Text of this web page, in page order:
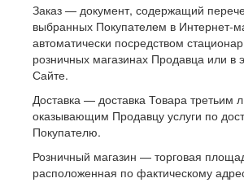
Заказ — документ, содержащий
выбранных Покупателем в Интернет-
автоматически посредством
розничных магазинах Продавца или в
Сайте.
Доставка — доставка Товара третьим
оказывающим Продавцу услуги по
Покупателю.
Розничный магазин — торговая
расположенная по фактическому